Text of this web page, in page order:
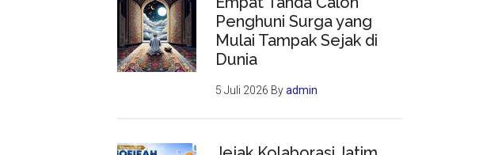
Penghuni Surga yang
Mulai Tampak Sejak di
Dunia
5 Juli 2026 Byadmin